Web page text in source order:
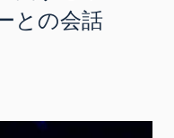
との会話